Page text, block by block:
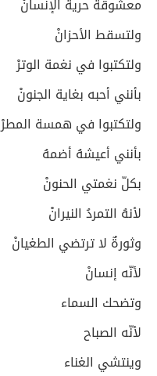
معشوقة حرية الإنسانْ
ولتسقط الأحزانْ
ولتكتبوا في نغمة الوترْ
بأنني أحبه بغاية الجنونْ
ولتكتبوا في همسة المطرْ
بأنني أعيشهُ أضمهُ
بكلّ نغمتي الحنونْ
لأنهُ التمردُ النيرانْ
وثورةٌ لا ترتضي الطغيانْ
لأنّه إنسانْ
وتضحك السماء
لأنّه الصباح
وينتشي الغناء